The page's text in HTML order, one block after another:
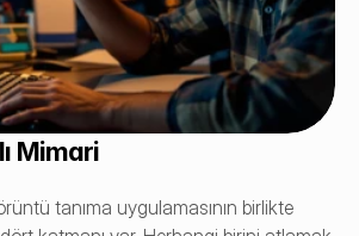
Mimari
tanıma uygulamasının birlikte